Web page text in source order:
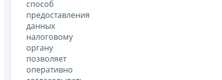
способ
предоставления
данных
налоговому
органу
позволяет
оперативно